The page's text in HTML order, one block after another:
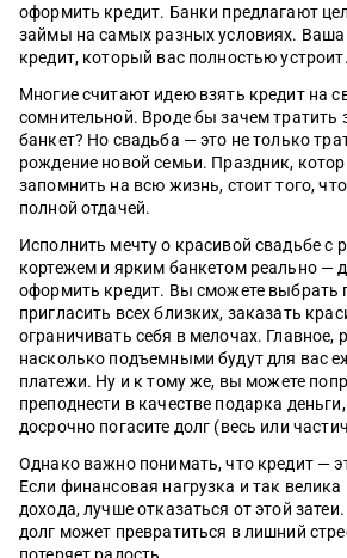
МФО
Семейная ипотека, облигации,
неделю
48
0
Банки
Что такое электронный кошелёк WB и
1533
0
Деньги
Материнский капитал в 2026 году:
523 0
Ипотека
Ипотека без стресса: полный список
538
0
Кредитные карты
Топ-5 кредитных карт с длинным
1291 0
Вклады
С какой суммы нужно платить налог на
449 0
оформить кредит. Банки предлагают
займы на самых разных условиях.
кредит, который вас полностью устроит.
Многие считают идею взять кредит на
сомнительной. Вроде бы зачем тратить
банкет? Но свадьба — это не только
рождение новой семьи. Праздник,
запомнить на всю жизнь, стоит того,
полной отдачей.
Исполнить мечту о красивой свадьбе
кортежем и ярким банкетом реально —
оформить кредит. Вы сможете выбрать
пригласить всех близких, заказать
ограничивать себя в мелочах. Главное,
насколько подъемными будут для вас
платежи. Ну и к тому же, вы можете
преподнести в качестве подарка
досрочно погасите долг (весь или
Однако важно понимать, что кредит —
Если финансовая нагрузка и так велика
дохода, лучше отказаться от этой
долг может превратиться в лишний
потеряет радость.